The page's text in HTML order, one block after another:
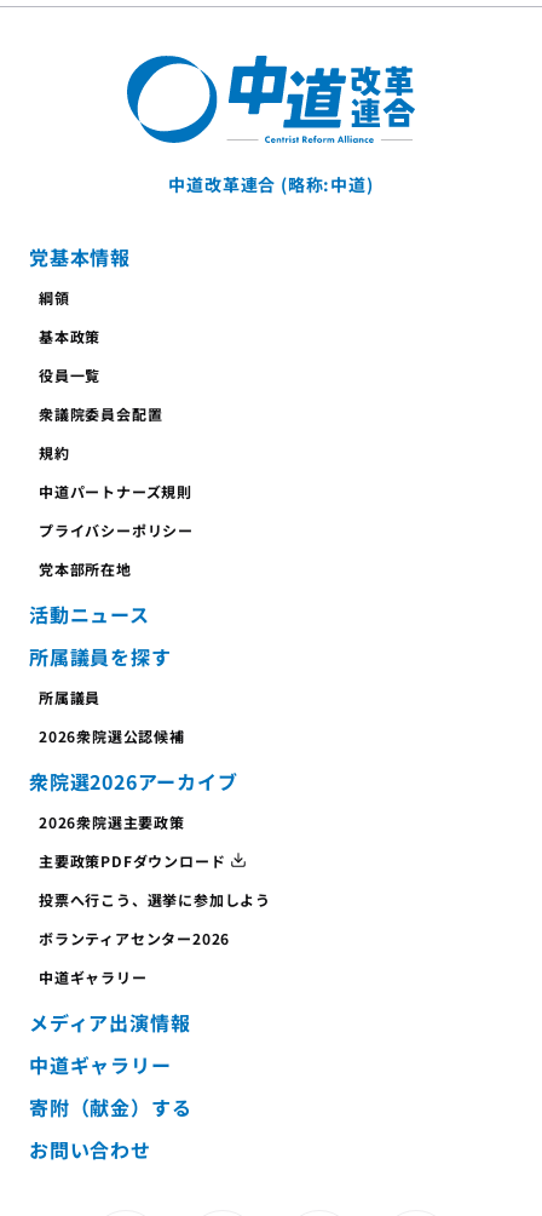
中道改革連合 (略称:中道)
党基本情報
綱領
基本政策
役員一覧
衆議院委員会配置
規約
中道パートナーズ規則
プライバシーポリシー
党本部所在地
活動ニュース
所属議員を探す
所属議員
2026衆院選公認候補
衆院選2026アーカイブ
2026衆院選主要政策
主要政策PDFダウンロード
投票へ行こう、 選挙に参加しよう
ボランティアセンター2026
中道ギャラリー
メディア出演情報
中道ギャラリー
寄附（献金）する
お問い合わせ